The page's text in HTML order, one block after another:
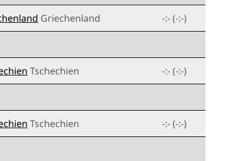
Griechenland -:- (-:-)
Tschechien -:- (-:-)
Tschechien -:- (-:-)